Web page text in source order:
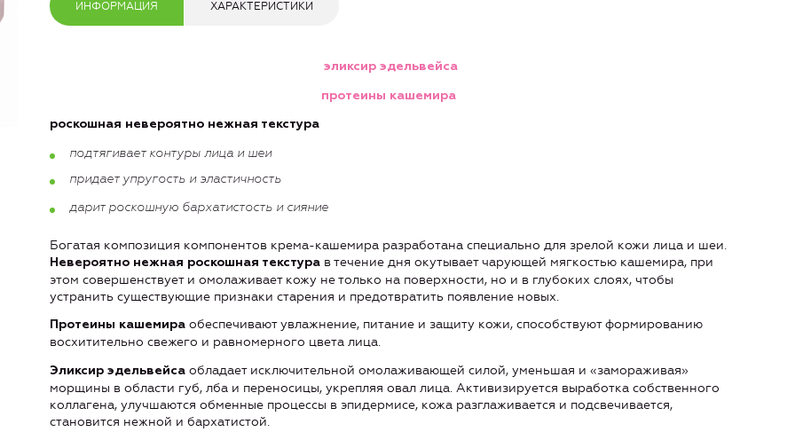
ИНФОРМАЦИЯ ХАРАКТЕРИСТИКИ
эликсир эдельвейса
протеины кашемира
роскошная невероятно нежная текстура
подтягивает контуры лица и шеи
придает упругость и эластичность
дарит роскошную бархатистость и сияние
Богатая композиция компонентов крема-кашемира разработана специально для зрелой кожи лица и шеи.
Н евероятно нежная роскошная текстура в течение дня окутывает чарующей мягкостью кашемира, при
этом совершенствует и омолаживает кожу не только на поверхности, но и в глубоких слоях, чтобы
устранить существующие признаки старения и предотвратить появление новых.
Протеины кашемира обеспечивают увлажнение, питание и защиту кожи, способствуют формированию
восхитительно свежего и равномерного цвета лица.
Эликсир эдельвейса обладает исключительной омолаживающей силой, уменьшая и «замораживая»
морщины в области губ, лба и переносицы, укрепляя овал лица. Активизируется выработка собственного
коллагена, улучшаются обменные процессы в эпидермисе, кожа разглаживается и подсвечивается,
становится нежной и бархатистой.